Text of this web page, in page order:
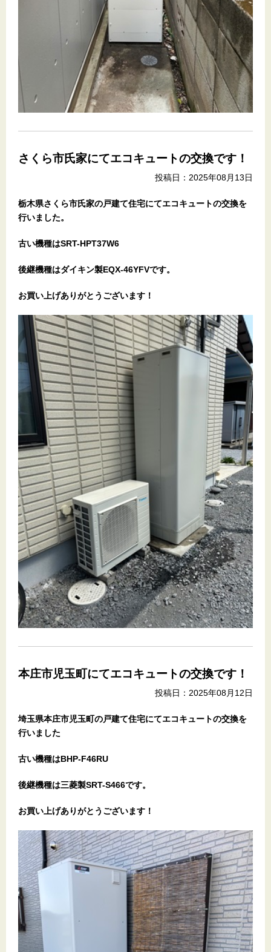
さくら市氏家にてエコキュートの交換です！
投稿日：2025年08月13日
栃木県さくら市氏家の戸建て住宅にてエコキュートの交換を
行いました。
古い機種はSRT-HPT37W6
後継機種はダイキン製EQX-46YFVです。
お買い上げありがとうございます ！
本庄市児玉町にてエコキュートの交換です！
投稿日：2025年08月12日
埼玉県本庄市児玉町の戸建て住宅にてエコキュートの交換を
行いました
古い機種はBHP-F46RU
後継機種は三菱製SRT-S466です。
お買い上げありがとうございます ！